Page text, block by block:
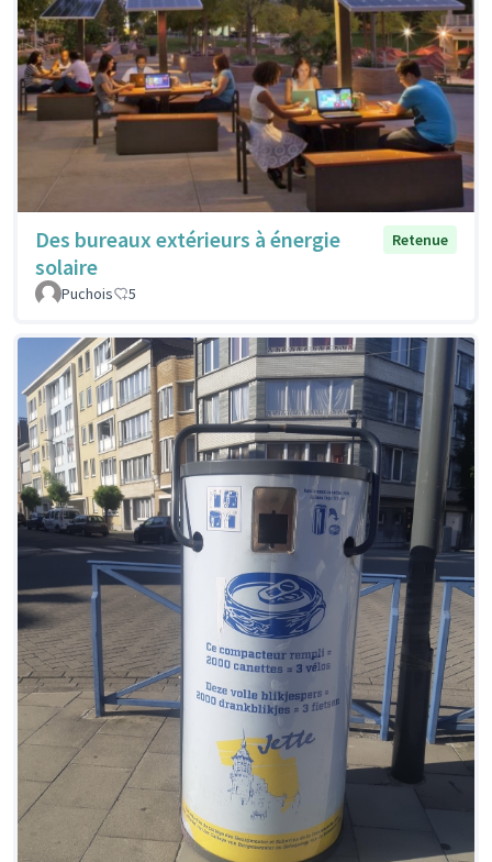
Des bureaux extérieurs à énergie
solaire
Retenue
Puchois 5